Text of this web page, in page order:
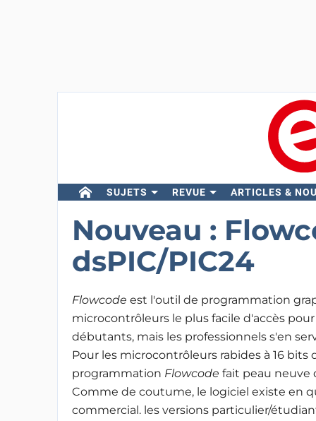
SUJETS REVUE ARTICLES &
Nouveau :
dsPIC/PIC24
Flowcode est l'outil de programmation
microcontrôleurs le plus facile d'accès
débutants, mais les professionnels s'en
Pour les microcontrôleurs rabides à 16 bits
programmation Flowcode fait peau neuve
Comme de coutume, le logiciel existe en
commercial. les versions particulier/